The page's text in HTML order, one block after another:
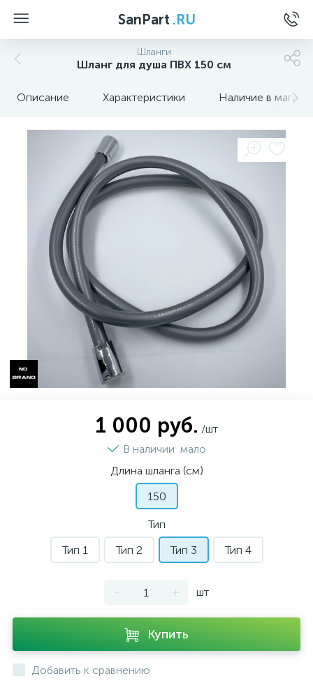
SanPart .RU
Шланги
Шланг для душа ПВХ 150 см
Описание Характеристики Наличие в
1 000 руб. /шт
В наличии мало
Длина шланга (см)
150
Тип
Тип 1
Тип 2 Тип 3 Тип 4
- + шт
Купить
Добавить к сравнению